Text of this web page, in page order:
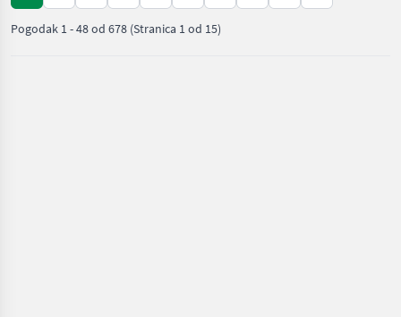
Pogodak 1-48od 678 (Stranica 1 od 15)